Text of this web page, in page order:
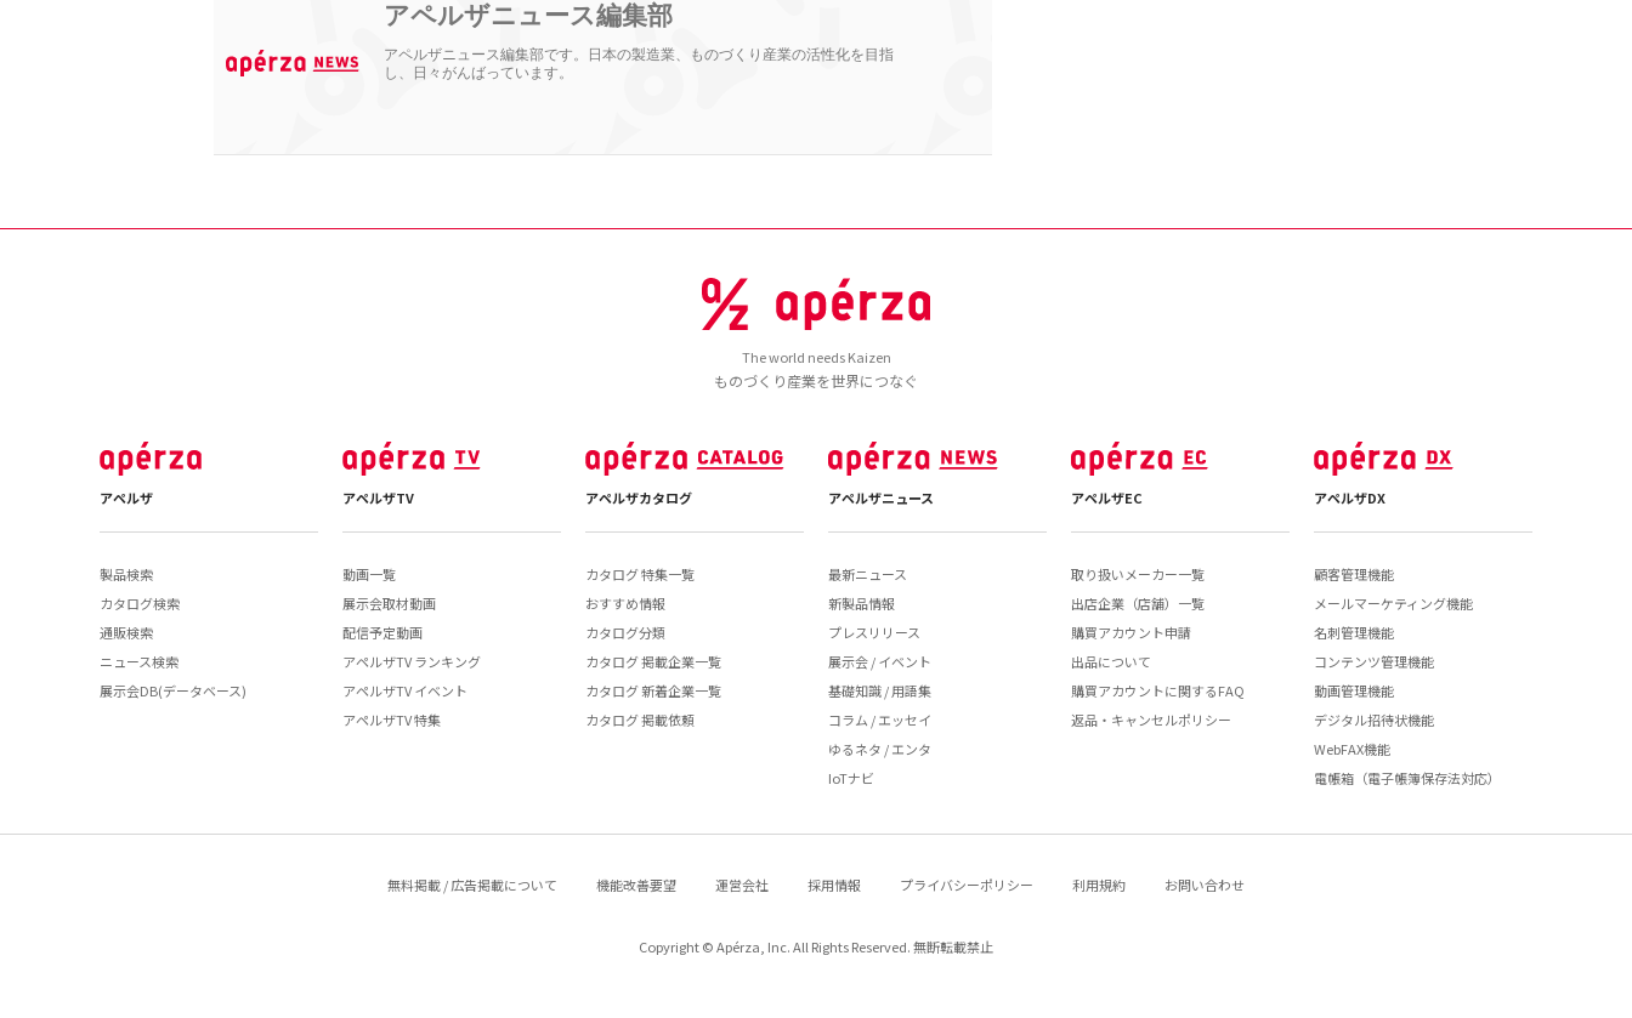
アペルザニュース編集部
アペルザニュース編集部です。日本の製造業、ものづくり産業の活性化を目指
し、日々がんばっています。
The world needs Kaizen
ものづくり産業を世界につなぐ
アペルザ
製品検索
カタログ検索
通販検索
ニュース検索
展示会DB(データベース)
アペルザTV
動画一覧
展示会取材動画
配信予定動画
アペルザTV ランキング
アペルザTV イベント
アペルザTV 特集
アペルザカタログ
カタログ 特集一覧
おすすめ情報
カタログ分類
カタログ 掲載企業一覧
カタログ 新着企業一覧
カタログ 掲載依頼
アペルザニュース
最新ニュース
新製品情報
プレスリリース
展示会 / イベント
基礎知識 / 用語集
コラム / エッセイ
ゆるネタ / エンタ
IoTナビ
アペルザEC
取り扱いメーカー一覧
出店企業（店舗）一覧
購買アカウント申請
出品について
購買アカウントに関するFAQ
返品・キャンセルポリシー
アペルザDX
顧客管理機能
メールマーケティング機能
名刺管理機能
コンテンツ管理機能
動画管理機能
デジタル招待状機能
WebFAX機能
電帳箱（電子帳簿保存法対応）
無料掲載 / 広告掲載について 機能改善要望 運営会社 採用情報 プライバシーポリシー 利用規約 お問い合わせ
Copyright © Apérza, Inc. All Rights Reserved. 無断転載禁止